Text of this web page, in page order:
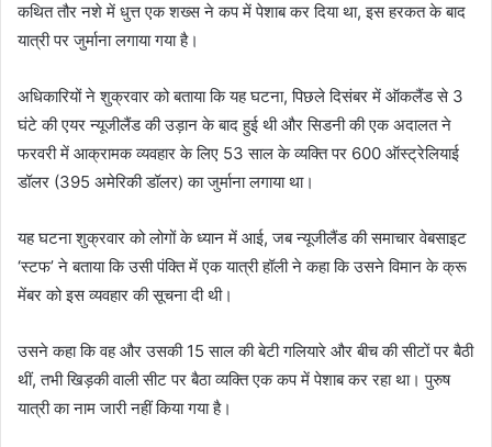
कथित तौर नशे में धुत्त एक शख्स ने कप में पेशाब कर दिया था, इस हरकत के बाद
यात्री पर जुर्माना लगाया गया है।
अधिकारियों ने शुक्रवार को बताया कि यह घटना, पिछले दिसंबर में ऑकलैंड से 3
घंटे की एयर न्यूजीलैंड की उड़ान के बाद हुई थी और सिडनी की एक अदालत ने
फरवरी में आक्रामक व्यवहार के लिए 53 साल के व्यक्ति पर 600 ऑस्ट्रेलियाई
डॉलर (395 अमेरिकी डॉलर) का जुर्माना लगाया था।
यह घटना शुक्रवार को लोगों के ध्यान में आई, जब न्यूजीलैंड की समाचार वेबसाइट
‘स्टफ’ ने बताया कि उसी पंक्ति में एक यात्री हॉली ने कहा कि उसने विमान के क्रू
मेंबर को इस व्यवहार की सूचना दी थी।
उसने कहा कि वह और उसकी 15 साल की बेटी गलियारे और बीच की सीटों पर बैठी
थीं, तभी खिड़की वाली सीट पर बैठा व्यक्ति एक कप में पेशाब कर रहा था। पुरुष
यात्री का नाम जारी नहीं किया गया है।